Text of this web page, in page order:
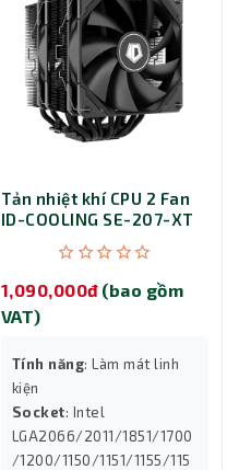
Tản nhiệt khí CPU 2 Fan
ID-COOLING SE-207-XT
1,090,000đ (bao gồm
VAT)
Tính năng: Làm mát linh
kiện
Socket: Intel
LGA2066/2011/1851/1700
/1200/1150/1151/1155/115